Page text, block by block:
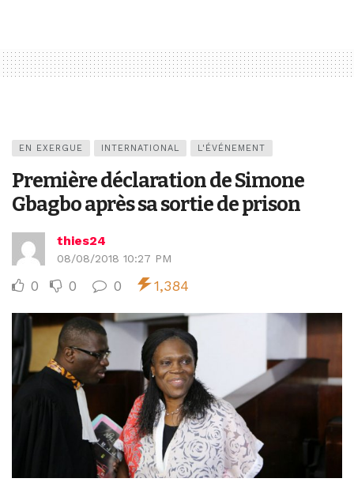
EN EXERGUE INTERNATIONAL L'ÉVÉNEMENT
Première déclaration de Simone
Gbagbo après sa sortie de prison
thies24
08/08/2018 10:27 PM
0 0 0 1,384